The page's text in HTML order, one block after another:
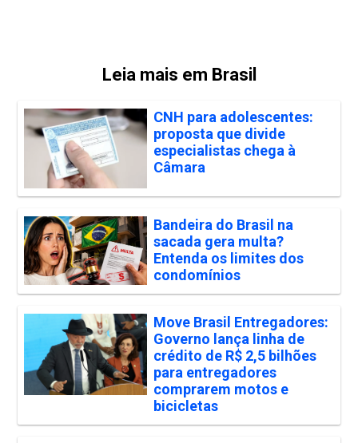
Leia mais em Brasil
CNH para adolescentes:
proposta que divide
especialistas chega à
Câmara
Bandeira do Brasil na
sacada gera multa?
Entenda os limites dos
condomínios
Move Brasil Entregadores:
Governo lança linha de
crédito de R$ 2,5 bilhões
para entregadores
comprarem motos e
bicicletas